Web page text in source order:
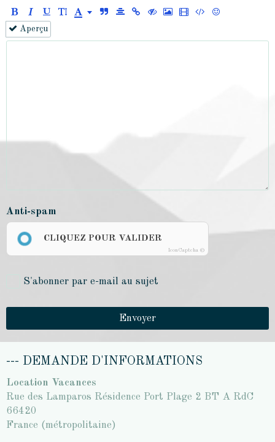
Aperçu
Anti-spam
CLIQUEZ POUR VALIDER
IconCaptcha ©
S'abonner par e-mail au sujet
Envoyer
--- DEMANDE D'INFORMATIONS
Location Vacances
Rue des Lamparos Résidence Port Plage 2 BT A RdC
66420
France (métropolitaine)